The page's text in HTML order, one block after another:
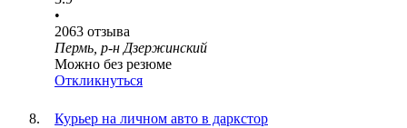
•
2063 отзыва
Пермь, р-н Дзержинский
Можно без резюме
Откликнуться
Курьер на личном авто в даркстор